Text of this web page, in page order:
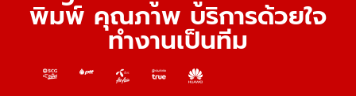
พิมพ์ คุณภาพ บริการด้วยใจ
ทำงานเป็นทีม